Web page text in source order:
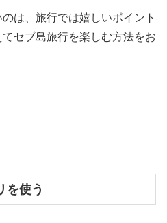
は、旅行では嬉しいポイント
セブ島旅行を楽しむ方法をお
を使う